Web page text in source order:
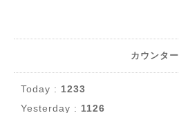
カウンター
Today : 1233
Yesterday : 1126